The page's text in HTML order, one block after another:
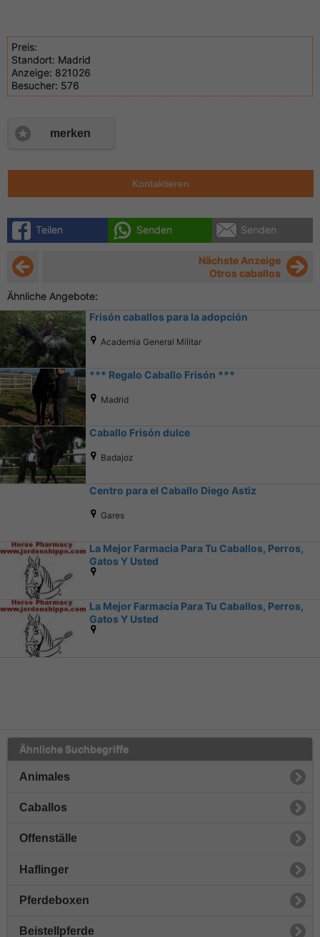
Preis:
Standort: Madrid
Anzeige: 821026
Besucher: 576
merken
Kontaktieren
Teilen Senden Senden
Nächste Anzeige
Otros caballos
Ähnliche Angebote:
Frisón caballos para la adopción
Academia General Militar
*** Regalo Caballo Frisón ***
Madrid
Caballo Frisón dulce
Badajoz
Centro para el Caballo Diego Astiz
Gares
La Mejor Farmacia Para Tu Caballos, Perros,
Gatos Y Usted
La Mejor Farmacia Para Tu Caballos, Perros,
Gatos Y Usted
Ähnliche Suchbegriffe
Animales
Caballos
Offenställe
Haflinger
Pferdeboxen
Beistellpferde